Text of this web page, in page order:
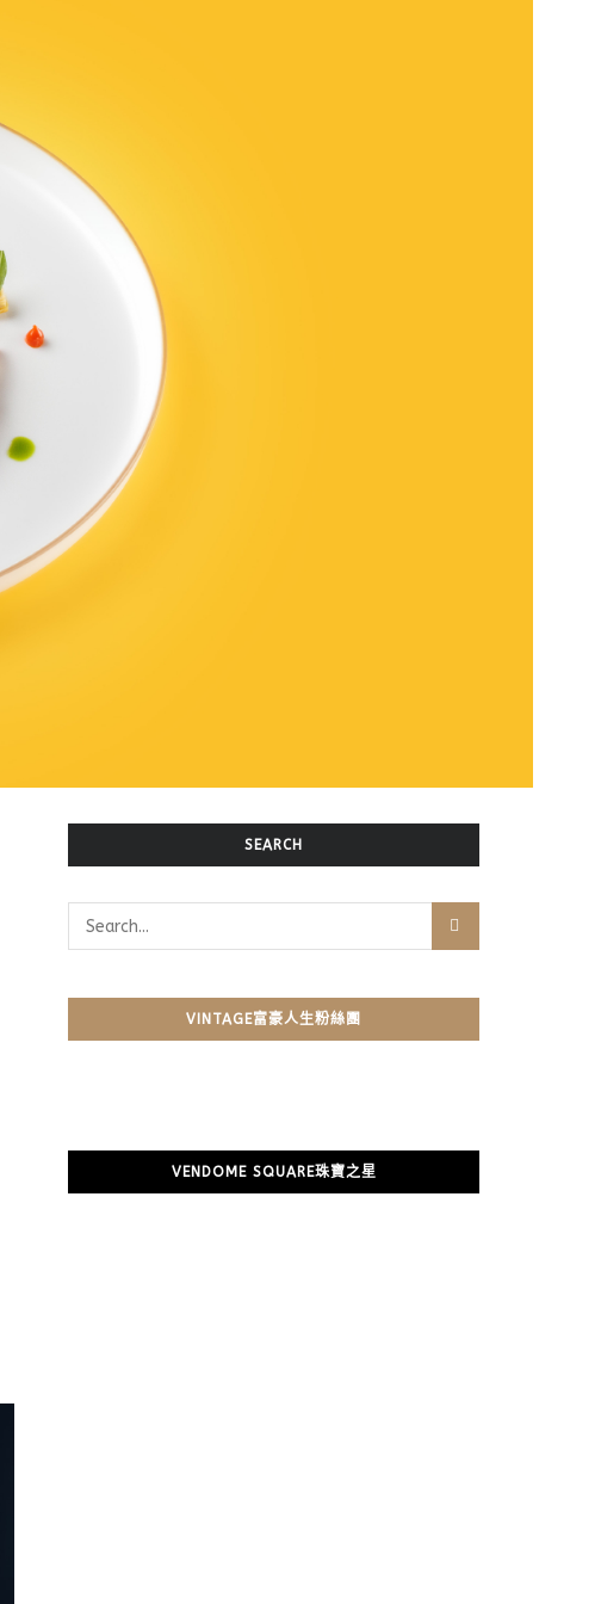
SEARCH
VINTAGE富豪人生粉絲團
VENDOME SQUARE珠寶之星